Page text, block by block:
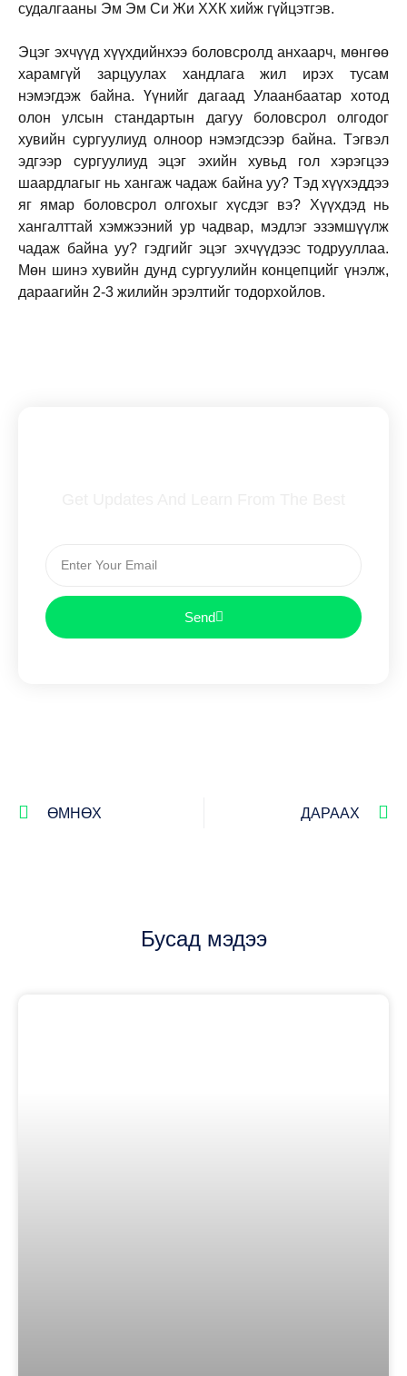
судалгааны Эм Эм Си Жи ХХК хийж гүйцэтгэв.
Эцэг эхчүүд хүүхдийнхээ боловсролд анхаарч, мөнгөө
харамгүй зарцуулах хандлага жил ирэх тусам
нэмэгдэж байна. Үүнийг дагаад Улаанбаатар хотод
олон улсын стандартын дагуу боловсрол олгодог
хувийн сургуулиуд олноор нэмэгдсээр байна. Тэгвэл
эдгээр сургуулиуд эцэг эхийн хувьд гол хэрэгцээ
шаардлагыг нь хангаж чадаж байна уу? Тэд хүүхэддээ
яг ямар боловсрол олгохыг хүсдэг вэ? Хүүхдэд нь
хангалттай хэмжээний ур чадвар, мэдлэг эзэмшүүлж
чадаж байна уу? гэдгийг эцэг эхчүүдээс тодрууллаа.
Мөн шинэ хувийн дунд сургуулийн концепцийг үнэлж,
дараагийн 2-3 жилийн эрэлтийг тодорхойлов.
Send
ӨМНӨХ ДАРААХ
Бусад мэдээ